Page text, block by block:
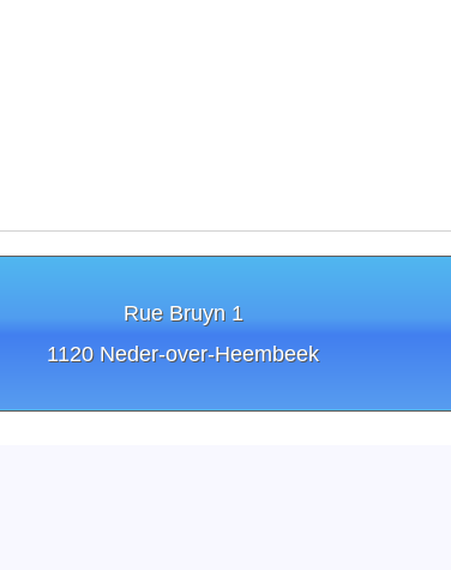
Rue Bruyn 1
1120 Neder-over-Heembeek